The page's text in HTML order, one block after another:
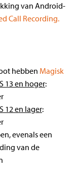
van Android-
Call Recording.
hebben Magisk
13 en hoger:
12 en lager:
evenals een
van de